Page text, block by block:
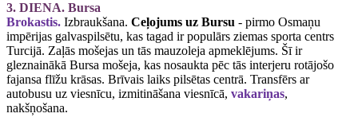
3. DIENA. Bursa
Brokastis. Izbraukšana. Ceļojums uz Bursu - pirmo Osmaņu
impērijas galvaspilsētu, kas tagad ir populārs ziemas sporta centrs
Turcijā. Zaļās mošejas un tās mauzoleja apmeklējums. Šī ir
gleznainākā Bursa mošeja, kas nosaukta pēc tās interjeru rotājošo
fajansa flīžu krāsas. Brīvais laiks pilsētas centrā. Transfērs ar
autobusu uz viesnīcu, izmitināšana viesnīcā, vakariņas,
nakšņošana.